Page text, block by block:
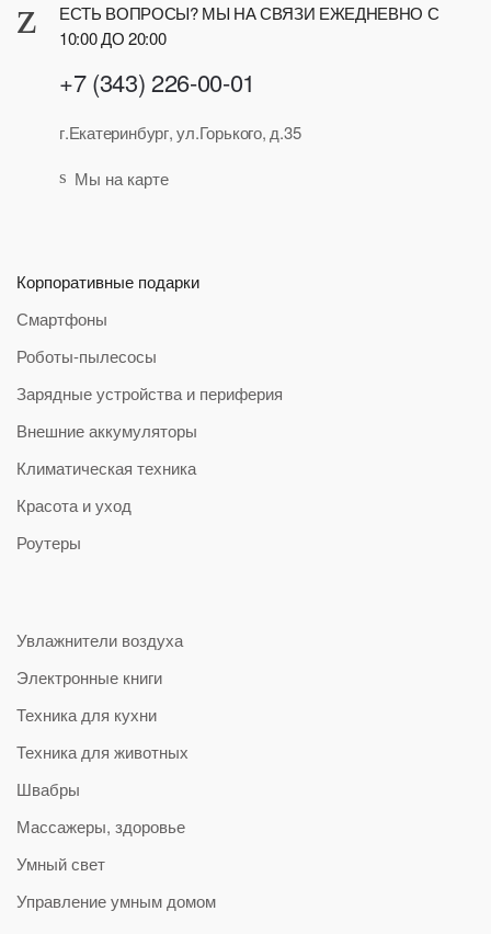
ЕСТЬ ВОПРОСЫ? МЫ НА СВЯЗИ ЕЖЕДНЕВНО С
10:00 ДО 20:00
+7 (343) 226-00-01
г.Екатеринбург, ул.Горького, д.35
Мы на карте
Корпоративные подарки
Смартфоны
Роботы-пылесосы
Зарядные устройства и периферия
Внешние аккумуляторы
Климатическая техника
Красота и уход
Роутеры
Увлажнители воздуха
Электронные книги
Техника для кухни
Техника для животных
Швабры
Массажеры, здоровье
Умный свет
Управление умным домом